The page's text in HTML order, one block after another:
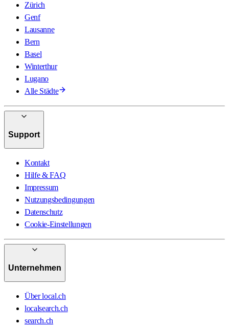
Zürich
Genf
Lausanne
Bern
Basel
Winterthur
Lugano
Alle Städte
Support
Kontakt
Hilfe & FAQ
Impressum
Nutzungsbedingungen
Datenschutz
Cookie-Einstellungen
Unternehmen
Über local.ch
localsearch.ch
search.ch